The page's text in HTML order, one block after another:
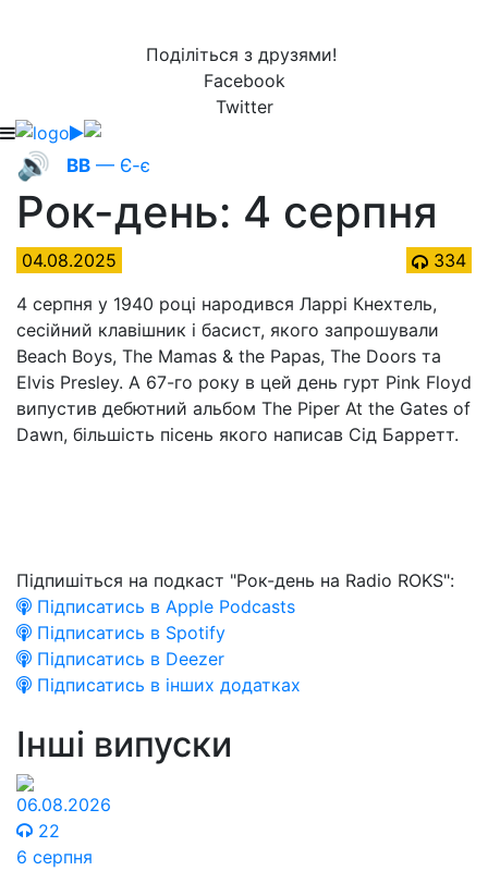
Поділіться з друзями!
Facebook
Twitter
🔊 ВВ — Є-є
Рок-день: 4 серпня
04.08.2025
334
4 серпня у 1940 році народився Ларрі Кнехтель,
сесійний клавішник і басист, якого запрошували
Beach Boys, The Mamas & the Papas, The Doors та
Elvis Presley. А 67-го року в цей день гурт Pink Floyd
випустив дебютний альбом The Piper At the Gates of
Dawn, більшість пісень якого написав Сід Барретт.
Підпишіться на подкаст "Рок-день на Radio ROKS":
Підписатись в Apple Podcasts
Підписатись в Spotify
Підписатись в Deezer
Підписатись в інших додатках
Інші випуски
06.08.2026
22
6 серпня